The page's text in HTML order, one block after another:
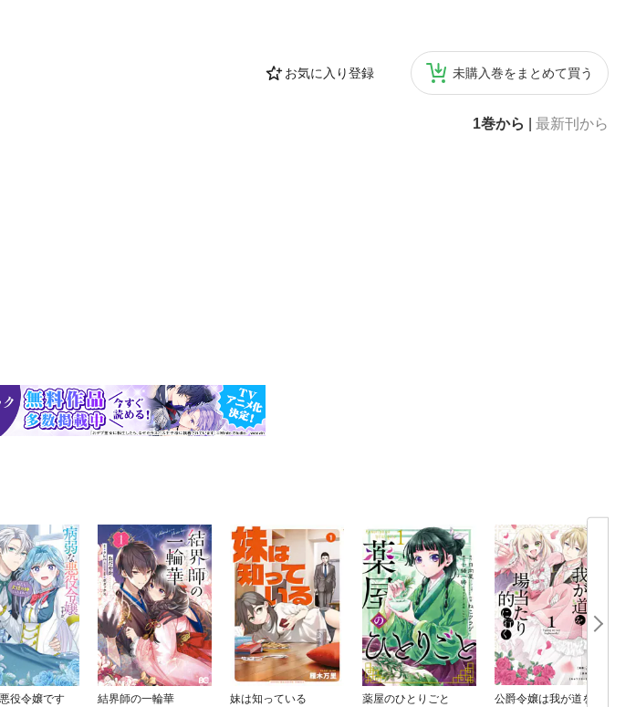
お気に入り登録 未購入巻をまとめて買う
1巻から 最新刊から
役令嬢です
結界師の一輪華 妹は知っている 薬屋のひとりごと
公爵令嬢は我が道を場